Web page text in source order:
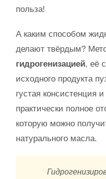
польза!
А каким способом
делают твёрдым?
гидрогенизацией, её
исходного продукта
густая консистенция
практически полное
которую можно
натурального масла.